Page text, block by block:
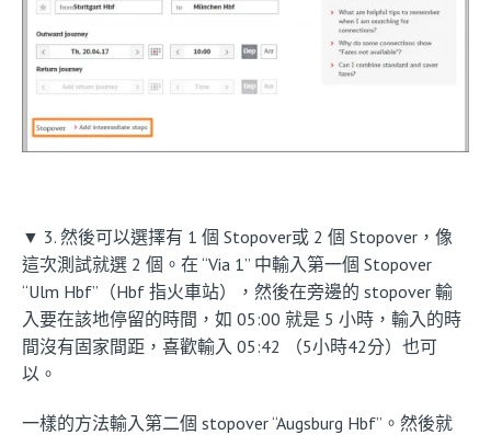
▼ 3. 然後可以選擇有 1 個 Stopover或 2 個 Stopover，像
這次測試就選 2 個。在 “Via 1” 中輸入第一個 Stopover
“Ulm Hbf”（Hbf 指火車站），然後在旁邊的 stopover 輸
入要在該地停留的時間，如 05:00 就是 5 小時，輸入的時
間沒有固家間距，喜歡輸入 05:42 （5小時42分）也可
以。
一樣的方法輸入第二個 stopover “Augsburg Hbf”。然後就